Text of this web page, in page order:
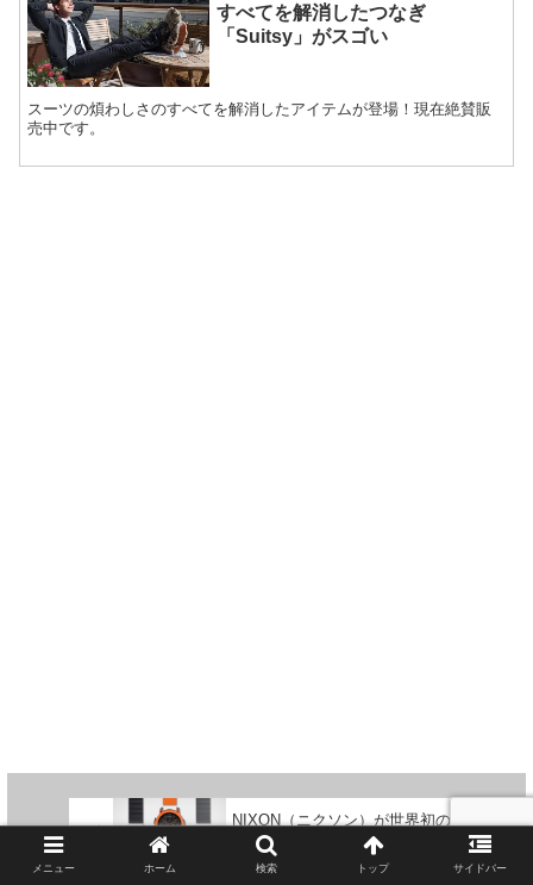
すべてを解消したつなぎ
「Suitsy」がスゴい
スーツの煩わしさのすべてを解消したアイテムが登場！現在絶賛販
売中です。
NIXON（ニクソン）が世界初の
100m防水スマートウォッチを
発表！ 年度末から発売予定
メニュー ホーム 検索 トップ サイドバー